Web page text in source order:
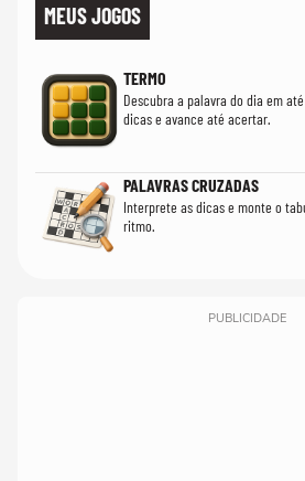
MEUS JOGOS
TERMO
Descubra a palavra do dia em
dicas e avance até acertar.
PALAVRAS CRUZADAS
Interprete as dicas e monte o
ritmo.
PUBLICIDADE